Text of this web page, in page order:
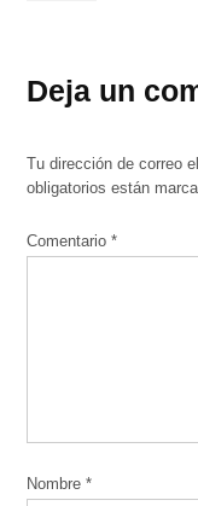
Deja un
Tu dirección de correo
obligatorios están
Comentario*
Nombre*